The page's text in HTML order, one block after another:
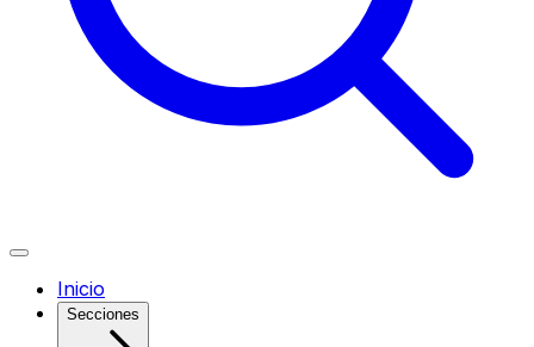
Inicio
Secciones